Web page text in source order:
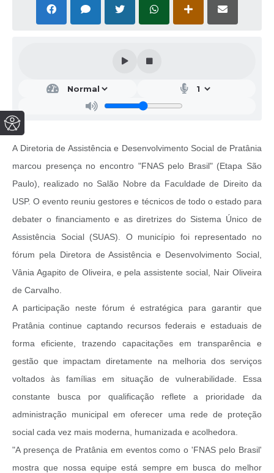
A Diretoria de Assistência e Desenvolvimento Social de Pratânia
marcou presença no encontro "FNAS pelo Brasil" (Etapa São
Paulo), realizado no Salão Nobre da Faculdade de Direito da
USP. O evento reuniu gestores e técnicos de todo o estado para
debater o financiamento e as diretrizes do Sistema Único de
Assistência Social (SUAS). O município foi representado no
fórum pela Diretora de Assistência e Desenvolvimento Social,
Vânia Agapito de Oliveira, e pela assistente social, Nair Oliveira
de Carvalho.
A participação neste fórum é estratégica para garantir que
Pratânia continue captando recursos federais e estaduais de
forma eficiente, trazendo capacitações em transparência e
gestão que impactam diretamente na melhoria dos serviços
voltados às famílias em situação de vulnerabilidade. Essa
constante busca por qualificação reflete a prioridade da
administração municipal em oferecer uma rede de proteção
social cada vez mais moderna, humanizada e acolhedora.
"A presença de Pratânia em eventos como o 'FNAS pelo Brasil'
mostra que nossa equipe está sempre em busca do melhor